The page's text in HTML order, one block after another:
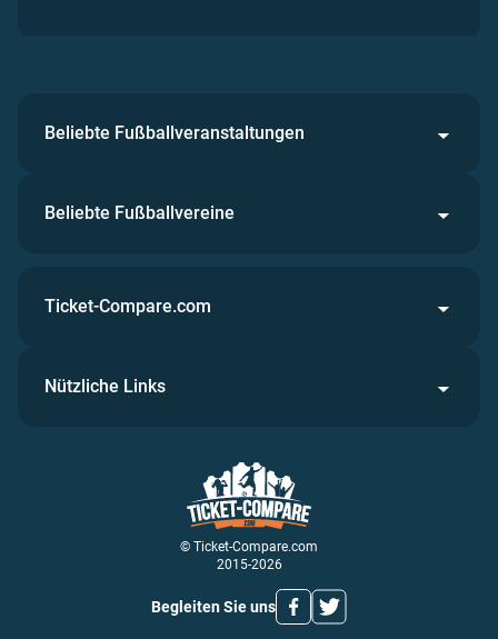
Beliebte Fußballveranstaltungen
Beliebte Fußballvereine
© Ticket-Compare.com
2015-2026
Begleiten Sie uns
Ticket-Compare.com
Nützliche Links